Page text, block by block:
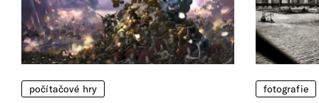
počítačové hry fotografie